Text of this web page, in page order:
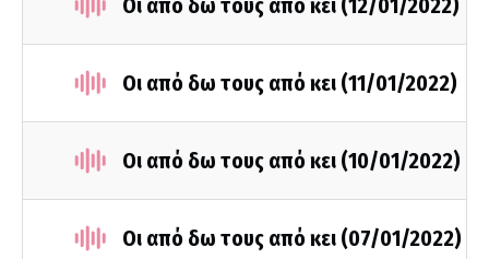
Οι από δω τους από κει (12/01/2022)
Οι από δω τους από κει (11/01/2022)
Οι από δω τους από κει (10/01/2022)
Οι από δω τους από κει (07/01/2022)